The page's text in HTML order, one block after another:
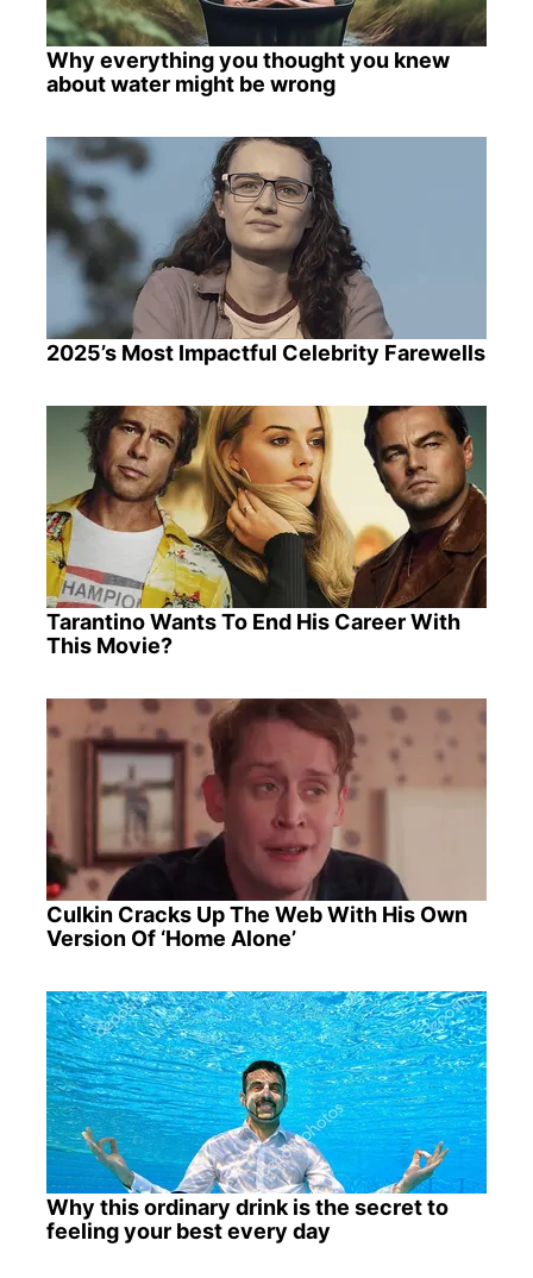
Why everything you thought you knew
about water might be wrong
2025’s Most Impactful Celebrity Farewells
Tarantino Wants To End His Career With
This Movie?
Culkin Cracks Up The Web With His Own
Version Of ‘Home Alone’
Why this ordinary drink is the secret to
feeling your best every day